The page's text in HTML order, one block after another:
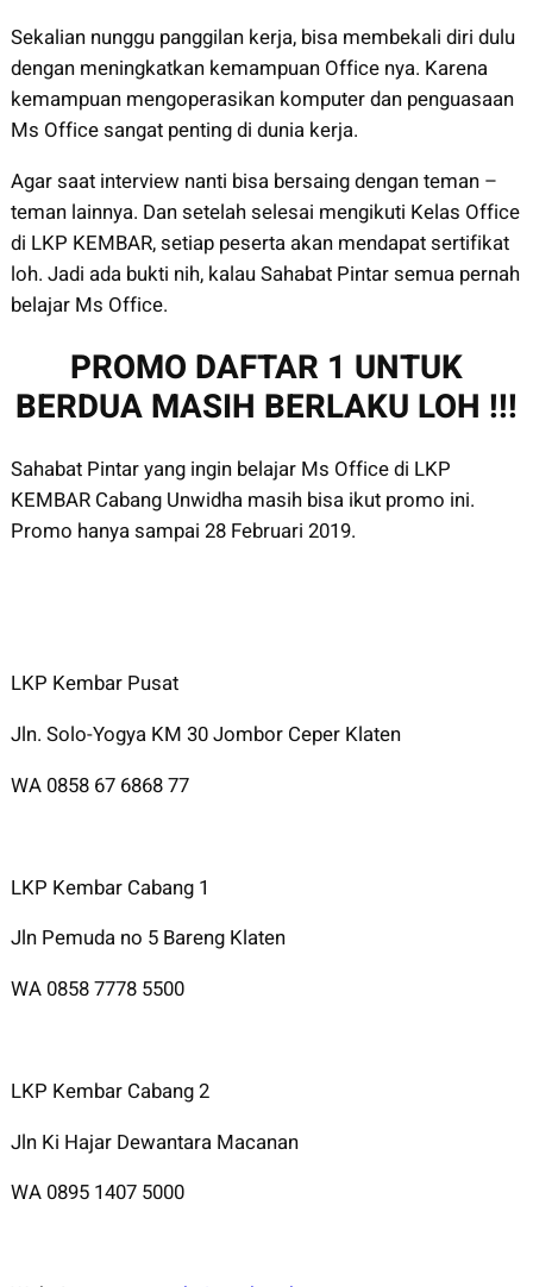
Sekalian nunggu panggilan kerja, bisa membekali diri dulu
dengan meningkatkan kemampuan Office nya. Karena
kemampuan mengoperasikan komputer dan penguasaan
Ms Office sangat penting di dunia kerja.
Agar saat interview nanti bisa bersaing dengan teman –
teman lainnya. Dan setelah selesai mengikuti Kelas Office
di LKP KEMBAR, setiap peserta akan mendapat sertifikat
loh. Jadi ada bukti nih, kalau Sahabat Pintar semua pernah
belajar Ms Office.
PROMO DAFTAR 1 UNTUK
BERDUA MASIH BERLAKU LOH !!!
Sahabat Pintar yang ingin belajar Ms Office di LKP
KEMBAR Cabang Unwidha masih bisa ikut promo ini.
Promo hanya sampai 28 Februari 2019.
LKP Kembar Pusat
Jln. Solo-Yogya KM 30 Jombor Ceper Klaten
WA 0858 67 6868 77
LKP Kembar Cabang 1
Jln Pemuda no 5 Bareng Klaten
WA 0858 7778 5500
LKP Kembar Cabang 2
Jln Ki Hajar Dewantara Macanan
WA 0895 1407 5000